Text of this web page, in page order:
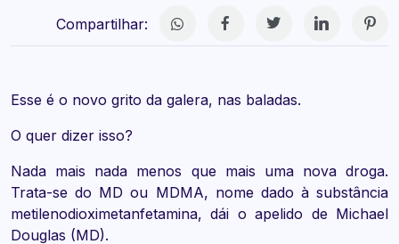
Compartilhar:
Esse é o novo grito da galera, nas baladas.
O quer dizer isso?
Nada mais nada menos que mais uma nova droga.
Trata-se do MD ou MDMA, nome dado à substância
metilenodioximetanfetamina, dái o apelido de Michael
Douglas (MD).